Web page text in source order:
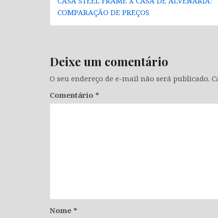
de
Post
COMPARAÇÃO DE PREÇOS
Deixe um comentário
O seu endereço de e-mail não será publicado.
Comentário *
Nome *